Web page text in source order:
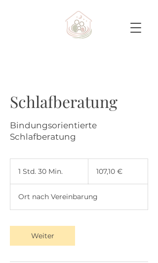
Schlafberatung
Bindungsorientierte
Schlafberatung
1 Std. 30 Min.
d
3
M
n
107,10 €
Ort nach Vereinbarung
Weiter